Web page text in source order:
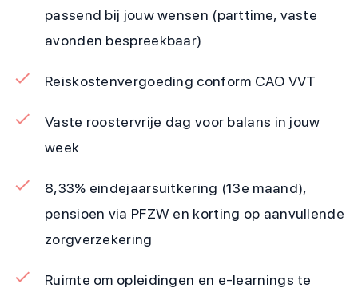
passend bij jouw wensen (parttime, vaste
avonden bespreekbaar)
Reiskostenvergoeding conform CAO VVT
Vaste roostervrije dag voor balans in jouw
week
8,33% eindejaarsuitkering (13e maand),
pensioen via PFZW en korting op aanvullende
zorgverzekering
Ruimte om opleidingen en e-learnings te